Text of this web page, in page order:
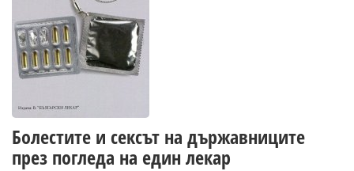
Болестите и сексът на държавниците
през погледа на един лекар